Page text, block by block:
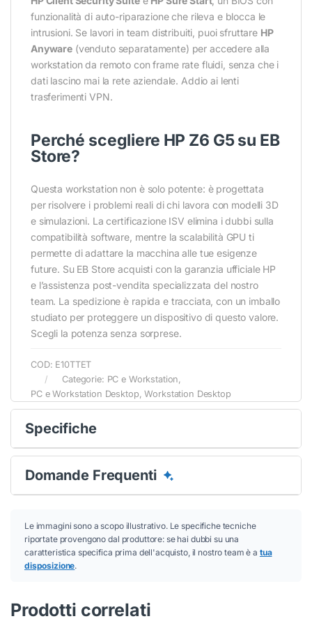
funzionalità di auto-riparazione che rileva e blocca le
intrusioni. Se lavori in team distribuiti, puoi sfruttare HP
Anyware (venduto separatamente) per accedere alla
workstation da remoto con frame rate fluidi, senza che i
dati lascino mai la rete aziendale. Addio ai lenti
trasferimenti VPN.
Perché scegliere HP Z6 G5 su EB
Store?
Questa workstation non è solo potente: è progettata
per risolvere i problemi reali di chi lavora con modelli 3D
e simulazioni. La certificazione ISV elimina i dubbi sulla
compatibilità software, mentre la scalabilità GPU ti
permette di adattare la macchina alle tue esigenze
future. Su EB Store acquisti con la garanzia ufficiale HP
e l’assistenza post-vendita specializzata del nostro
team. La spedizione è rapida e tracciata, con un imballo
studiato per proteggere un dispositivo di questo valore.
Scegli la potenza senza sorprese.
COD: E10TTET
Categorie: PC e Workstation
PC e Workstation Desktop ,Workstation Desktop
Specifiche
Domande Frequenti
Le immagini sono a scopo illustrativo. Le specifiche tecniche
riportate provengono dal produttore: se hai dubbi su una
caratteristica specifica prima dell'acquisto, il nostro team è a tua
disposizione.
Prodotti correlati